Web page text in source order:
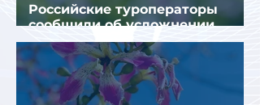
Российские туроператоры
сообщили об усложнении
получения виз в Грецию